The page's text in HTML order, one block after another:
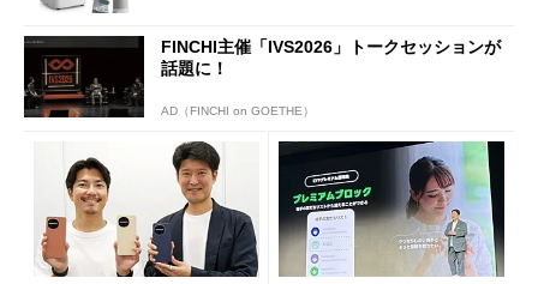
FINCHI主催「IVS2026」トークセッションが
話題に！
AD（FINCHI on GOETHE）